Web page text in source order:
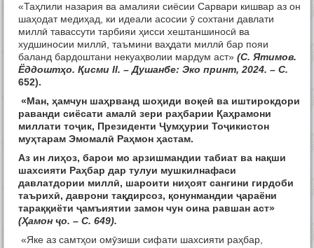
«Таҳлили назария ва амалияи сиёсии Сарвари кишвар аз он
шаҳодат медиҳад, ки идеали асосии ӯ сохтани давлати
миллӣ тавассути тарбияи ҳисси хештаншиносӣ ва
худшиносии миллӣ, таъмини ваҳдати миллӣ бар пояи
баланд бардоштани некуаҳволии мардум аст» (С. Ятимов.
Ёддоштҳо. Қисми II. – Душанбе: Эко принт, 2024. – С.
652).
«Ман, ҳамчун шаҳрванд шоҳиди воқеӣ ва иштирокдори
раванди сиёсати амалӣ зери раҳбарии Қаҳрамони
миллати тоҷик, Президенти Ҷумҳурии Тоҷикистон
муҳтарам Эмомалӣ Раҳмон ҳастам.
Аз ин лиҳоз, барои мо арзишмандии табиат ва нақши
шахсияти Раҳбар дар тулуи мушкилнафаси
давлатдории миллӣ, шароити ниҳоят сангини гирдоби
таърихӣ, даврони тақдирсоз, қонунмандии ҷараёни
тараққиёти ҷамъиятии замон чун оина равшан аст»
(Ҳамон ҷо. – С. 649).
«Яке аз самтҳои омӯзиши сифати шахсияти раҳбар,